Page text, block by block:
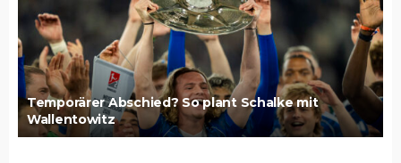
Temporärer Abschied? So plant Schalke mit
Wallentowitz